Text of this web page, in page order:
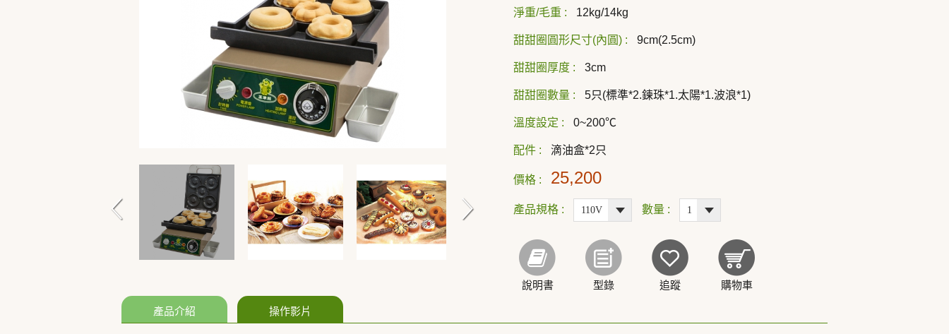
淨重/毛重 : 12kg/14kg
甜甜圈圓形尺寸(內圓) : 9cm(2.5cm)
甜甜圈厚度 : 3cm
甜甜圈數量 : 5只(標準*2.鍊珠*1.太陽*1.波浪*1)
溫度設定 : 0~200℃
配件 : 滴油盒*2只
價格 : 25,200
產品規格 : 數量 :
說明書 型錄 追蹤 購物車
產品介紹 操作影片